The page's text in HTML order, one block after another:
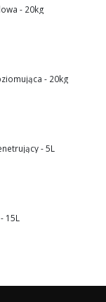
- 20kg
- 20kg
- 5L
15L